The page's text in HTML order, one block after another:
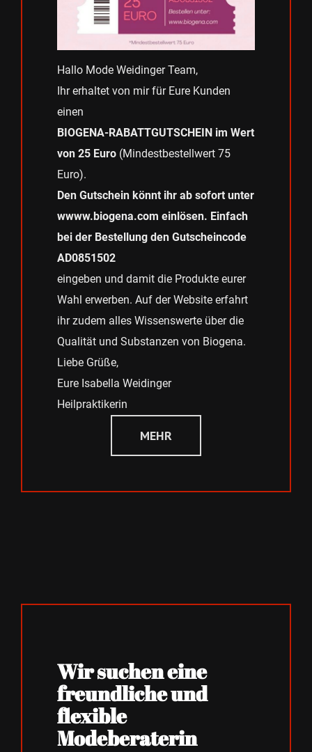
Hallo Mode Weidinger Team,
Ihr erhaltet von mir für Eure Kunden
einen
BIOGENA-RABATTGUTSCHEIN im Wert
von 25 Euro (Mindestbestellwert 75
Euro).
Den Gutschein könnt ihr ab sofort unter
wwww.biogena.com einlösen. Einfach
bei der Bestellung den Gutscheincode
AD0851502
eingeben und damit die Produkte eurer
Wahl erwerben. Auf der Website erfahrt
ihr zudem alles Wissenswerte über die
Qualität und Substanzen von Biogena.
Liebe Grüße,
Eure Isabella Weidinger
Heilpraktikerin
MEHR
Wir suchen eine
freundliche und
flexible
Modeberaterin